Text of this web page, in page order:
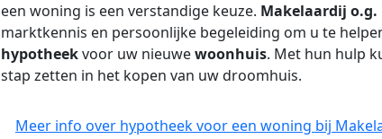
een woning is een verstandige keuze. Makelaardij
marktkennis en persoonlijke begeleiding om u te
hypotheekvoor uw nieuwewoonhuis. Met hun hulp
stap zetten in het kopen van uw droomhuis.
Meer info over hypotheek voor een woning bij